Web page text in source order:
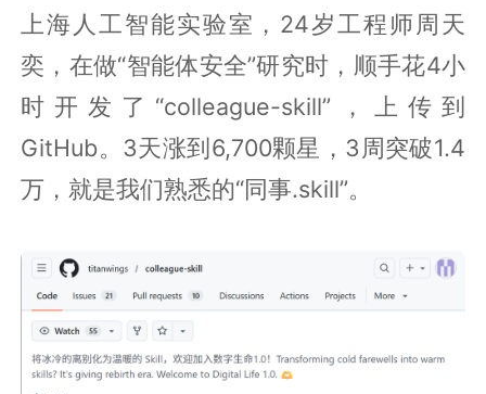
上海人工智能实验室，24岁工程师周天
奕，在做“智能体安全”研究时，顺手花4小
时开发了“colleague-skill”，上传到
GitHub。3天涨到6,700颗星，3周突破1.4
万，就是我们熟悉的“同事.skill”。